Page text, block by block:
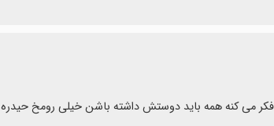
می کنه همه باید دوستش داشته باشن خیلی رومخ حیدره